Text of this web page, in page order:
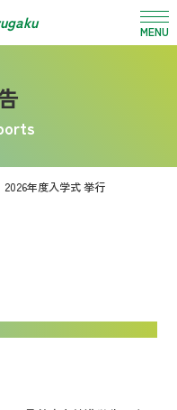
MENU
2026年度入学式 挙行